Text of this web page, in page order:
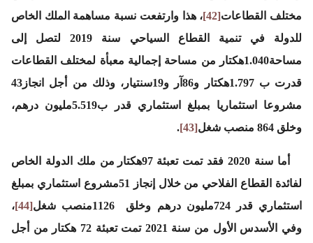
مختلف القطاعات[42]
، هذا وارتفعت نسبة مساهمة الملك الخاص
للدولة في تنمية القطاع السياحي سنة 2019 لتصل إلى
مساحة1.040هكتار من مساحة إجمالية معبأة لمختلف القطاعات
قدرت ب 1.797هكتار و86آر و19سنتيار، وذلك من أجل انجاز43
مشروعا استثماريا بمبلغ استثماري قدر ب5.519مليون درهم،
وخلق 864 منصب شغل
[43]
.
أما سنة 2020 فقد تمت تعبئة 97هكتار من ملك الدولة الخاص
لفائدة القطاع الفلاحي من خلال إنجاز 51مشروع استثماري بمبلغ
استثماري قدر 724مليون درهم وخلق 1126منصب شغل
[44]
،
وفي الأسدس الأول من سنة 2021 تمت تعبئة 72 هكتار من أجل